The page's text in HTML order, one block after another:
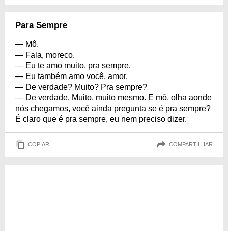
Para Sempre
— Mô.
— Fala, moreco.
— Eu te amo muito, pra sempre.
— Eu também amo você, amor.
— De verdade? Muito? Pra sempre?
— De verdade. Muito, muito mesmo. E mô, olha aonde
nós chegamos, você ainda pregunta se é pra sempre?
É claro que é pra sempre, eu nem preciso dizer.
COPIAR COMPARTILHAR